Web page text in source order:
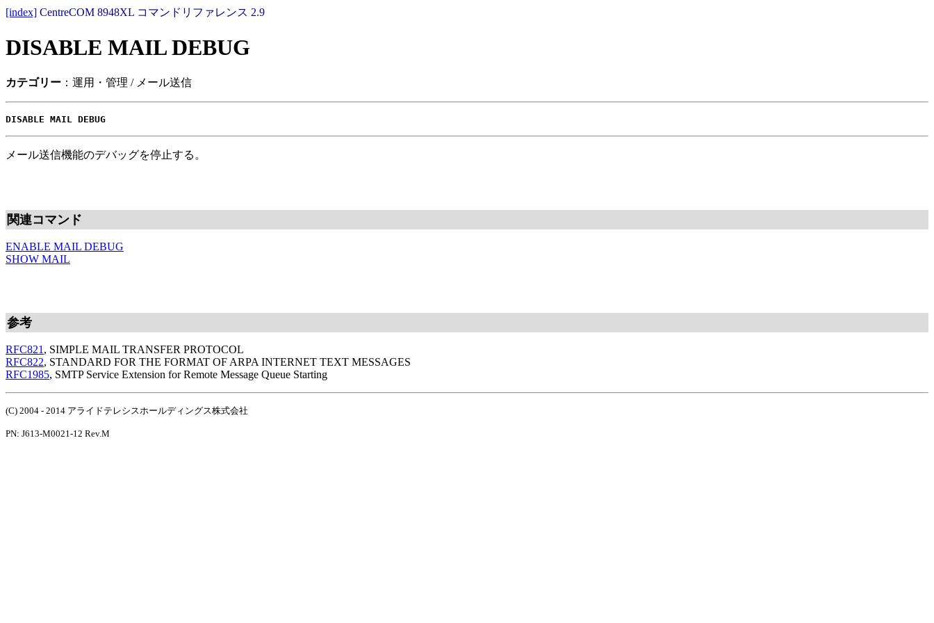
[index] CentreCOM 8948XL コマンドリファレンス 2.9
DISABLE MAIL DEBUG
カテゴリー ：運用・管理 / メール送信
DISABLE MAIL DEBUG
メール送信機能のデバッグを停止する。
関連コマンド
ENABLE MAIL DEBUG
SHOW MAIL
参考
RFC821 , SIMPLE MAIL TRANSFER PROTOCOL
RFC822, STANDARD FOR THE FORMAT OF ARPA INTERNET TEXT MESSAGES
RFC1985, SMTP Service Extension for Remote Message Queue Starting
(C) 2004 - 2014 アライドテレシスホールディングス株式会社
PN: J613-M0021-12 Rev.M